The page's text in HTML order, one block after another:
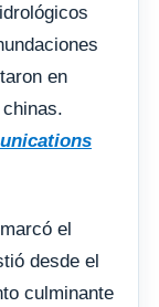
en
el
desde el
culminante